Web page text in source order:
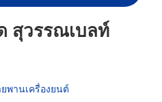
สุวรรณเบลท์
พานเครื่องยนต์